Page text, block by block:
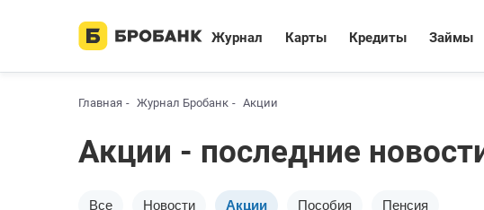
Журнал Карты Кредиты Займы
Главная Журнал Бробанк Акции
Акции - последние
Все Новости Акции Пособия Пенсия